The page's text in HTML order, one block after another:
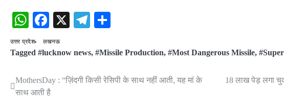
WhatsApp
Facebook
X Telegram
उत्तर प्रदेश लखनऊ
Tagged #lucknow news, #Missile Production, #Most Dangerous Missile,
Post
MothersDay : “ज़िंदगी किसी रेसिपी के साथ नहीं आती, यह मां के
साथ आती है
18 लाख पेड़ लगा